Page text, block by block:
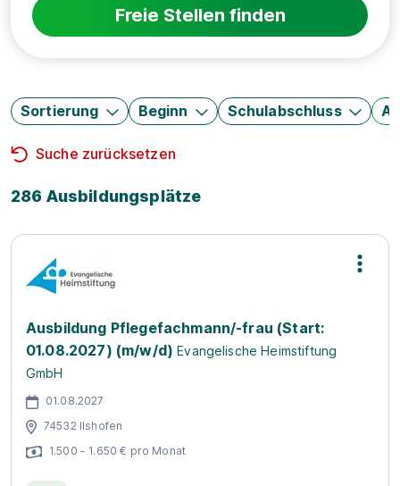
Freie Stellen finden
Sortierung Beginn Schulabschluss
Suche zurücksetzen
286 Ausbildungsplätze
Ausbildung Pflegefachmann/-frau (Start:
01.08.2027) (m/w/d) Evangelische Heimstiftung
GmbH
01.08.2027
74532 Ilshofen
1.500 - 1.650 € pro Monat